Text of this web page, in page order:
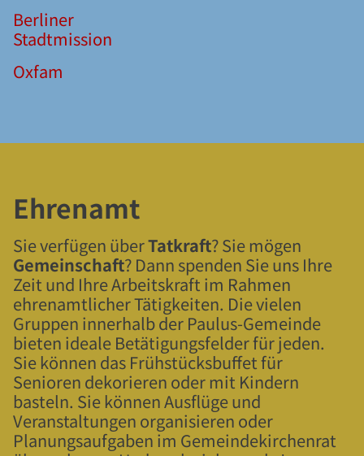
Berliner
Stadtmission
Oxfam
Ehrenamt
Sie verfügen überTatkraft? Sie mögen
Gemeinschaft? Dann spenden Sie uns Ihre
Zeit und Ihre Arbeitskraft im Rahmen
ehrenamtlicher Tätigkeiten. Die vielen
Gruppen innerhalb der Paulus-Gemeinde
bieten ideale Betätigungsfelder für jeden.
Sie können das Frühstücksbuffet für
Senioren dekorieren oder mit Kindern
basteln. Sie können Ausflüge und
Veranstaltungen organisieren oder
Planungsaufgaben im Gemeindekirchenrat